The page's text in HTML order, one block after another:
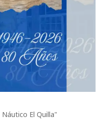
Náutico El Quilla"